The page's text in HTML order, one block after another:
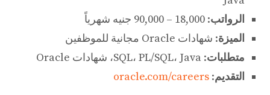
الرواتب: 18,000 – 90,000 جنيه شهرياً
الميزة: شهادات Oracle مجانية للموظفين
متطلبات: SQL، PL/SQL، Java، شهادات Oracle
التقديم:
oracle.com/careers